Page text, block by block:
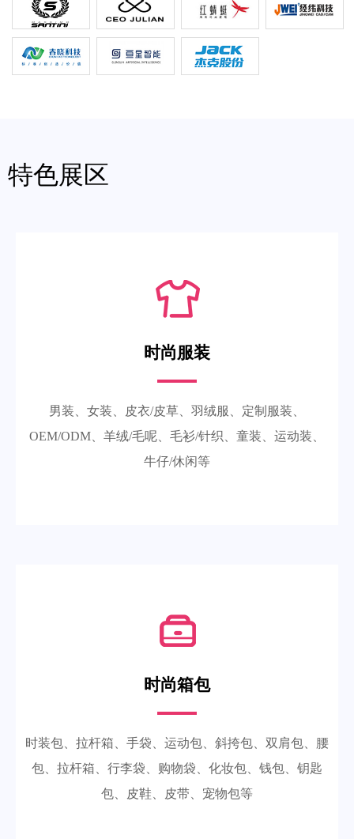
特色展区
时尚服装
男装、女装、皮衣/皮草、羽绒服、定制服装、
OEM/ODM、羊绒/毛呢、毛衫/针织、童装、运动装、
牛仔/休闲等
时尚箱包
时装包、拉杆箱、手袋、运动包、斜挎包、双肩包、腰
包、拉杆箱、行李袋、购物袋、化妆包、钱包、钥匙
包、皮鞋、皮带、宠物包等